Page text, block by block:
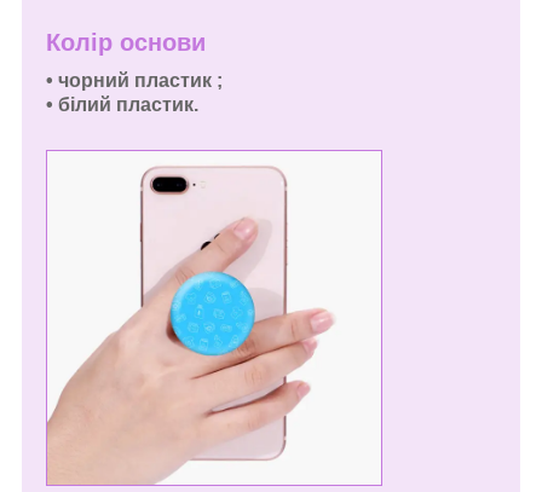
Колір основи
• чорний пластик ;
• білий пластик.